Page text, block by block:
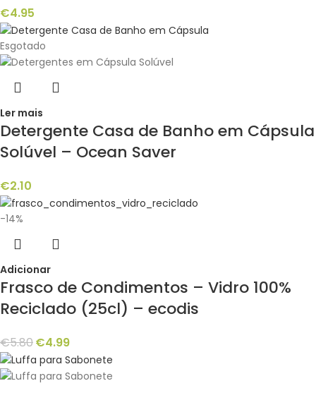
€4.95
Esgotado
Ler mais
Detergente Casa de Banho em Cápsula
Solúvel – Ocean Saver
€2.10
-14%
Adicionar
Frasco de Condimentos – Vidro 100%
Reciclado (25cl) – ecodis
€5.80€4.99